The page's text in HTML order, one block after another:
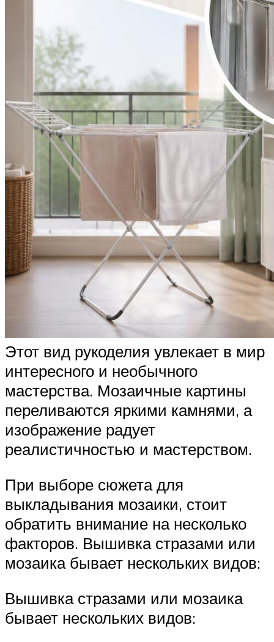
Этот вид рукоделия увлекает в мир
интересного и необычного
мастерства. Мозаичные картины
переливаются яркими камнями, а
изображение радует
реалистичностью и мастерством.
При выборе сюжета для
выкладывания мозаики, стоит
обратить внимание на несколько
факторов. Вышивка стразами или
мозаика бывает нескольких видов:
Вышивка стразами или мозаика
бывает нескольких видов: